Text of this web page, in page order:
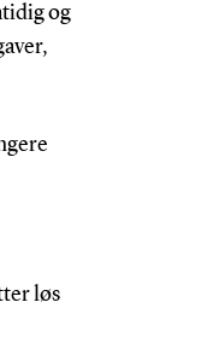
og
løs